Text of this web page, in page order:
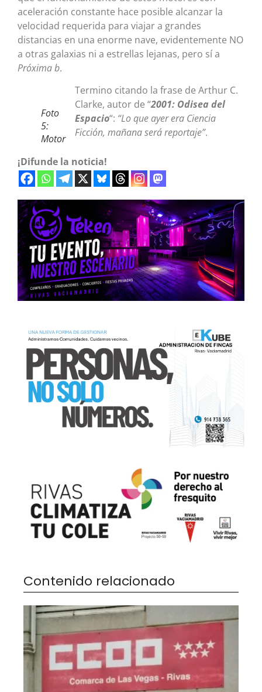
aceleración constante hace posible alcanzar la
velocidad requerida para viajar a grandes
distancias en una enorme nave, evidentemente NO
a otras galaxias ni a estrellas lejanas, pero sí a
Próxima b.
Foto
5:
Motor
Termino citando la frase de Arthur C.
Clarke, autor de “2001: Odisea del
Espacio“: “Lo que ayer era Ciencia
Ficción, mañana será reportaje”.
¡Difunde la noticia!
Contenido relacionado